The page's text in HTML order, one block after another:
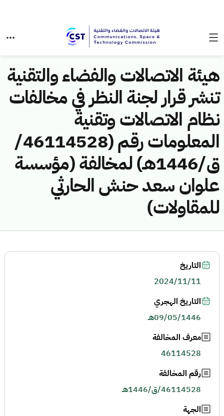
هيئة الاتصالات والفضاء والتقنية
تنشر قرار لجنة النظر في مخالفات
نظام الاتصالات وتقنية
المعلومات رقم (46114528/
ق/1446هـ) لمخالفة (مؤسسة
علوان سعد حنش الحارثي
للمقاولات)
التاريخ
2024/11/11
التاريخ الهجري
09/05/1446هـ
معرف المخالفة
46114528
رقم المخالفة
46114528/ق/1446هـ
الجهة